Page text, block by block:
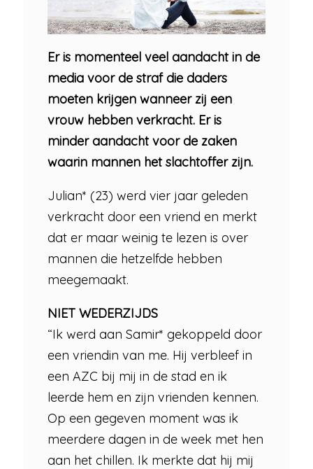
Er is momenteel veel aandacht in de
media voor de straf die daders
moeten krijgen wanneer zij een
vrouw hebben verkracht. Er is
minder aandacht voor de zaken
waarin mannen het slachtoffer zijn.
Julian* (23) werd vier jaar geleden
verkracht door een vriend en merkt
dat er maar weinig te lezen is over
mannen die hetzelfde hebben
meegemaakt.
NIET WEDERZIJDS
“Ik werd aan Samir* gekoppeld door
een vriendin van me. Hij verbleef in
een AZC bij mij in de stad en ik
leerde hem en zijn vrienden kennen.
Op een gegeven moment was ik
meerdere dagen in de week met hen
aan het chillen. Ik merkte dat hij mij